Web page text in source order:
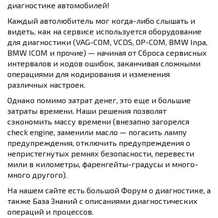
диагностике автомобилей!
Каждый автолюбитель мог когда-либо слышать и
видеть, как на сервисе используется оборудование
для диагностики (VAG-COM, VCDS, OP-COM, BMW Inpa,
BMW ICOM и прочие) — начиная от Сброса сервисных
интервалов и кодов ошибок, заканчивая сложными
операциями для кодирования и изменения
различных настроек.
Однако помимо затрат денег, это еще и большие
затраты времени. Наши решения позволят
сэкономить массу времени (внезапно загорелся
check engine, заменили масло — погасить лампу
предупреждения, отключить предупреждения о
непристегнутых ремнях безопасности, перевести
мили в километры, фаренгейты-градусы и много-
много другого).
На нашем сайте есть большой Форум о диагностике, а
также База Знаний с описаниями диагностических
операций и процессов.